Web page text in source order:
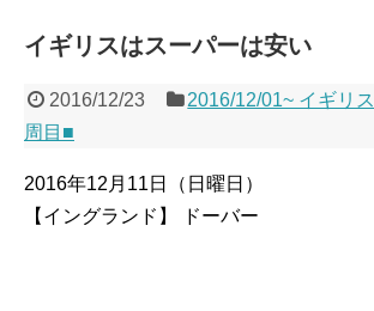
イギリスはスーパーは安い
2016/12/23 2016/12/01~ イギリス
周目■
2016年12月11日（日曜日）
【イングランド】 ドーバー